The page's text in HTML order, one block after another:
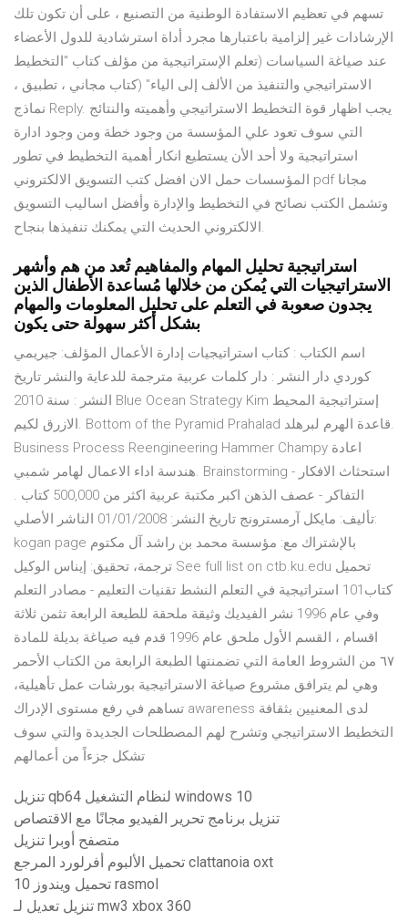
تسهم في تعظيم الاستفادة الوطنية من التصنيع ، على أن تكون تلك
الإرشادات غير إلزامية باعتبارها مجرد أداة استرشادية للدول الأعضاء
عند صياغة السياسات (تعلم الإستراتيجية من مؤلف كتاب "التخطيط
الاستراتيجي والتنفيذ من الألف إلى الياء" (كتاب مجاني ، تطبيق ،
نماذج Reply. يجب اظهار قوة التخطيط الاستراتيجي وأهميته والنتائج
التي سوف تعود علي المؤسسة من وجود خطة ومن وجود ادارة
استراتيجية ولا أحد الأن يستطيع انكار أهمية التخطيط في تطور
المؤسسات حمل الان افضل كتب التسويق الالكتروني pdf مجانا
وتشمل الكتب نصائح في التخطيط والإدارة وأفضل اساليب التسويق
الالكتروني الحديث التي يمكنك تنفيذها بنجاح.
استراتيجية تحليل المهام والمفاهيم تُعد من هم وأشهر
الاستراتيجيات التي يُمكن من خلالها مُساعدة الأطفال الذين
يجدون صعوبة في التعلم على تحليل المعلومات والمهام
بشكل أكثر سهولة حتى يكون
اسم الكتاب : كتاب استراتيجيات إدارة الأعمال المؤلف: جيريمي
كوردي دار النشر : دار كلمات عربية مترجمة للدعاية والنشر تاريخ
النشر : سنة 2010 Blue Ocean Strategy Kim إستراتيجية المحيط
الازرق لكيم. Bottom of the Pyramid Prahalad قاعدة الهرم لبرهلد.
Business Process Reengineering Hammer Champy اعادة
هندسة اداء الاعمال لهامر شمبي. Brainstorming استحثاث الافكار -
التفاكر - عصف الذهن اكبر مكتبة عربية اكثر من 500,000 كتاب .
تأليف: مايكل آرمسترونج تاريخ النشر: 01/01/2008 الناشر الأصلي:
kogan page بالإشتراك مع: مؤسسة محمد بن راشد آل مكتوم
ترجمة، تحقيق: إيناس الوكيل See full list on ctb.ku.edu تحميل
كتاب101 استراتيجية في التعلم النشط تقنيات التعليم - مصادر التعلم
وفي عام 1996 نشر الفيديك وثيقة ملحقة للطبعة الرابعة تثمن ثلاثة
اقسام ، القسم الأول ملحق عام 1996 قدم فيه صياغة بديلة للمادة
٦٧ من الشروط العامة التي تضمنتها الطبعة الرابعة من الكتاب الأحمر
وهي لم يترافق مشروع صياغة الاستراتيجية بورشات عمل تأهيلية،
تساهم في رفع مستوى الإدراك awareness لدى المعنيين بثقافة
التخطيط الاستراتيجي وتشرح لهم المصطلحات الجديدة والتي سوف
تشكل جزءاً من أعمالهم
تنزيل qb64 لنظام التشغيل windows 10
تنزيل برنامج تحرير الفيديو مجانًا مع الاقتصاص
متصفح أوبرا تنزيل
تحميل الألبوم أفرلورد المرجع clattanoia oxt
تحميل ويندوز 10 rasmol
تنزيل تعديل لـ mw3 xbox 360